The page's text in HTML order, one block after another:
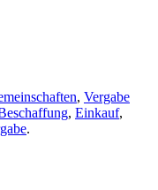
, Vergabe
, Einkauf,
.